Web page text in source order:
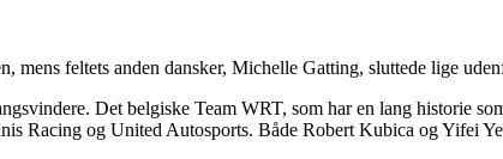
mens feltets anden dansker, Michelle Gatting, sluttede lige
Det belgiske Team WRT, som har en lang historie
Racing og United Autosports. Både Robert Kubica og Yifei